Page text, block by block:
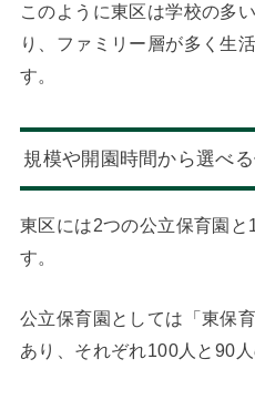
このように東区は学校の多
り、ファミリー層が多く生
す。
規模や開園時間から選べ
東区には2つの公立保育園と
す。
公立保育園としては「東保
あり、それぞれ100人と90